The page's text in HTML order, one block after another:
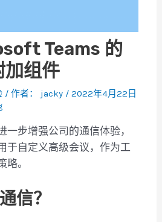
Teams 的
加组件
/ 作者： jacky /2022年4月22日
一步增强公司的通信体验，
于自定义高级会议，作为工
略。
信？